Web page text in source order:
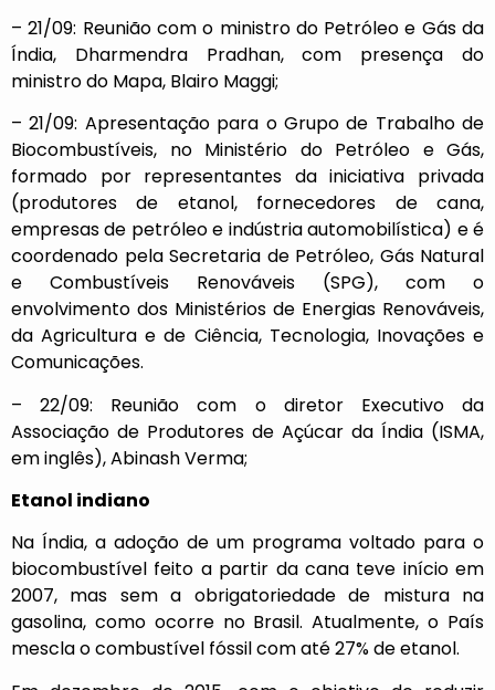
– 21/09: Reunião com o ministro do Petróleo e Gás da
Índia, Dharmendra Pradhan, com presença do
ministro do Mapa, Blairo Maggi;
– 21/09: Apresentação para o Grupo de Trabalho de
Biocombustíveis, no Ministério do Petróleo e Gás,
formado por representantes da iniciativa privada
(produtores de etanol, fornecedores de cana,
empresas de petróleo e indústria automobilística) e é
coordenado pela Secretaria de Petróleo, Gás Natural
e Combustíveis Renováveis (SPG), com o
envolvimento dos Ministérios de Energias Renováveis,
da Agricultura e de Ciência, Tecnologia, Inovações e
Comunicações.
– 22/09: Reunião com o diretor Executivo da
Associação de Produtores de Açúcar da Índia (ISMA,
em inglês), Abinash Verma;
Etanol indiano
Na Índia, a adoção de um programa voltado para o
biocombustível feito a partir da cana teve início em
2007, mas sem a obrigatoriedade de mistura na
gasolina, como ocorre no Brasil. Atualmente, o País
mescla o combustível fóssil com até 27% de etanol.